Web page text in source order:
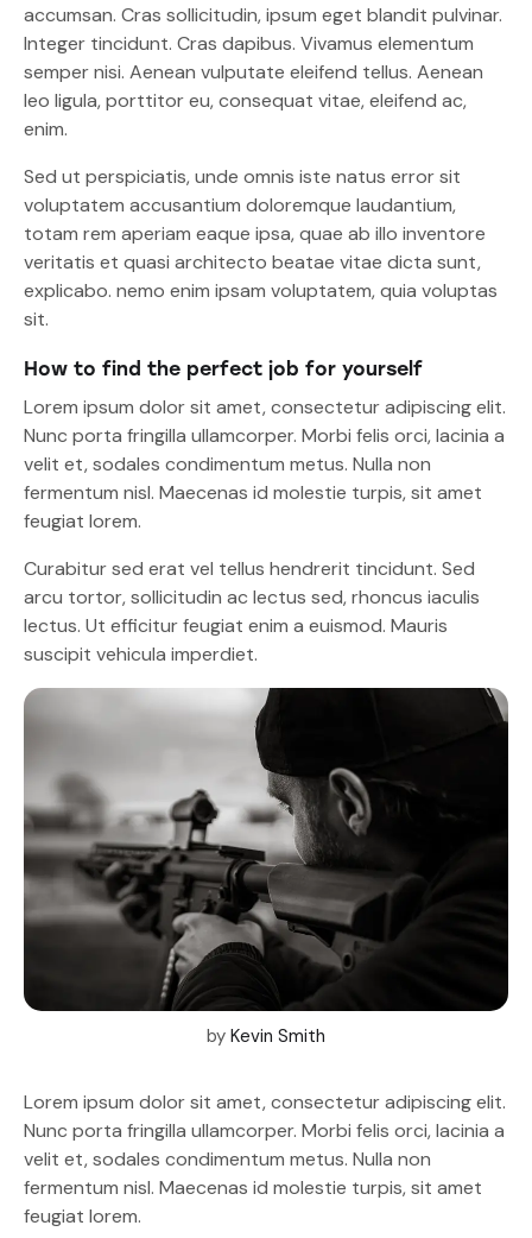
accumsan. Cras sollicitudin, ipsum eget blandit pulvinar.
Integer tincidunt. Cras dapibus. Vivamus elementum
semper nisi. Aenean vulputate eleifend tellus. Aenean
leo ligula, porttitor eu, consequat vitae, eleifend ac,
enim.
Sed ut perspiciatis, unde omnis iste natus error sit
voluptatem accusantium doloremque laudantium,
totam rem aperiam eaque ipsa, quae ab illo inventore
veritatis et quasi architecto beatae vitae dicta sunt,
explicabo. nemo enim ipsam voluptatem, quia voluptas
sit.
How to find the perfect job for yourself
Lorem ipsum dolor sit amet, consectetur adipiscing elit.
Nunc porta fringilla ullamcorper. Morbi felis orci, lacinia a
velit et, sodales condimentum metus. Nulla non
fermentum nisl. Maecenas id molestie turpis, sit amet
feugiat lorem.
Curabitur sed erat vel tellus hendrerit tincidunt. Sed
arcu tortor, sollicitudin ac lectus sed, rhoncus iaculis
lectus. Ut efficitur feugiat enim a euismod. Mauris
suscipit vehicula imperdiet.
by Kevin Smith
Lorem ipsum dolor sit amet, consectetur adipiscing elit.
Nunc porta fringilla ullamcorper. Morbi felis orci, lacinia a
velit et, sodales condimentum metus. Nulla non
fermentum nisl. Maecenas id molestie turpis, sit amet
feugiat lorem.